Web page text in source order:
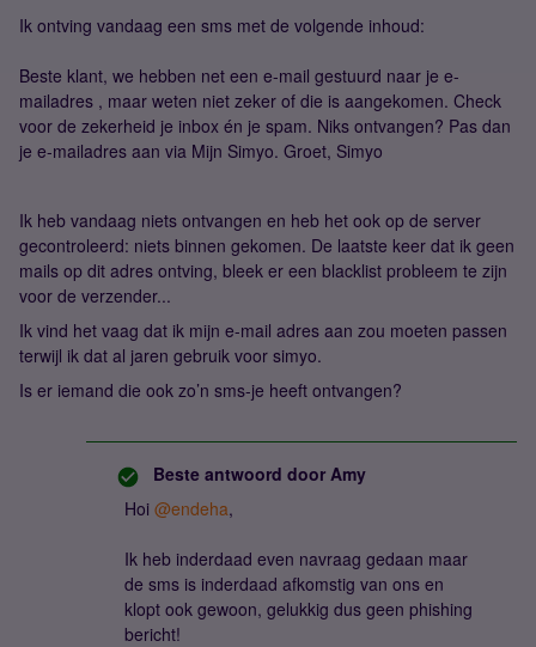
Ik ontving vandaag een sms met de volgende inhoud:
Beste klant, we hebben net een e-mail gestuurd naar je e-
mailadres , maar weten niet zeker of die is aangekomen. Check
voor de zekerheid je inbox én je spam. Niks ontvangen? Pas dan
je e-mailadres aan via Mijn Simyo. Groet, Simyo
Ik heb vandaag niets ontvangen en heb het ook op de server
gecontroleerd: niets binnen gekomen. De laatste keer dat ik geen
mails op dit adres ontving, bleek er een blacklist probleem te zijn
voor de verzender...
Ik vind het vaag dat ik mijn e-mail adres aan zou moeten passen
terwijl ik dat al jaren gebruik voor simyo.
Is er iemand die ook zo’n sms-je heeft ontvangen?
Beste antwoord door Amy
Hoi ​ @endeha,
Ik heb inderdaad even navraag gedaan maar
de sms is inderdaad afkomstig van ons en
klopt ook gewoon, gelukkig dus geen phishing
bericht!